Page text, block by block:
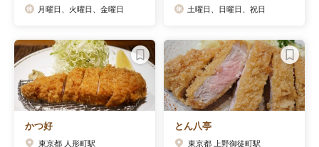
月曜日、火曜日、金曜日
土曜日、日曜日、祝日
かつ好
東京都 人形町駅
とん八亭
東京都 上野御徒町駅